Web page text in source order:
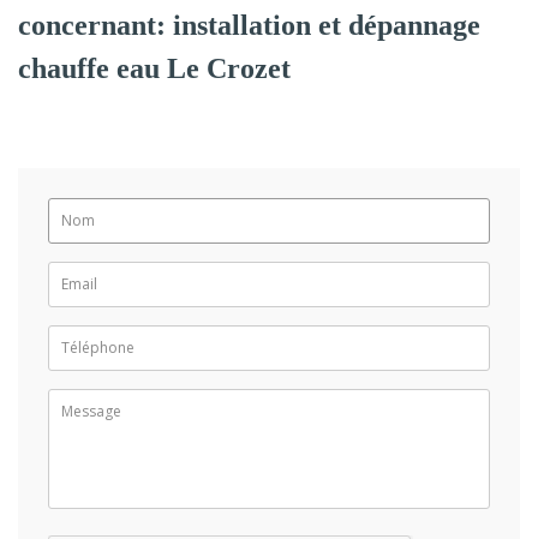
concernant: installation et dépannage
chauffe eau Le Crozet